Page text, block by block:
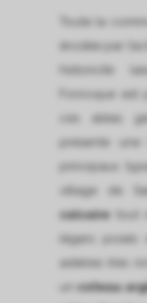
Toute la
érodée par
historicité
Fonroque est
ces aléas
présente
principaux
village de
calcaire tout
légers
astéries très
un coteau